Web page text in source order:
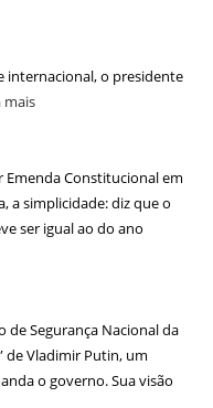
internacional, o presidente
mais
Constitucional em
a simplicidade: diz que o
ser igual ao do ano
de Segurança Nacional da
de Vladimir Putin, um
o governo. Sua visão